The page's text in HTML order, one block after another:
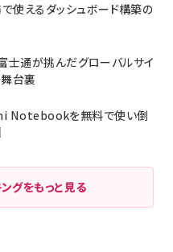
使えるダッシュボード構築の
士通が挑んだグローバルサイ
台裏
Notebookを無料で使い倒
グをもっと見る